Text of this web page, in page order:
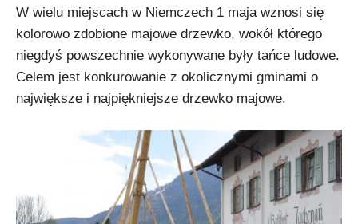
W wielu miejscach w Niemczech 1 maja wznosi się
kolorowo zdobione majowe drzewko, wokół którego
niegdyś powszechnie wykonywane były tańce ludowe.
Celem jest konkurowanie z okolicznymi gminami o
największe i najpiękniejsze drzewko majowe.